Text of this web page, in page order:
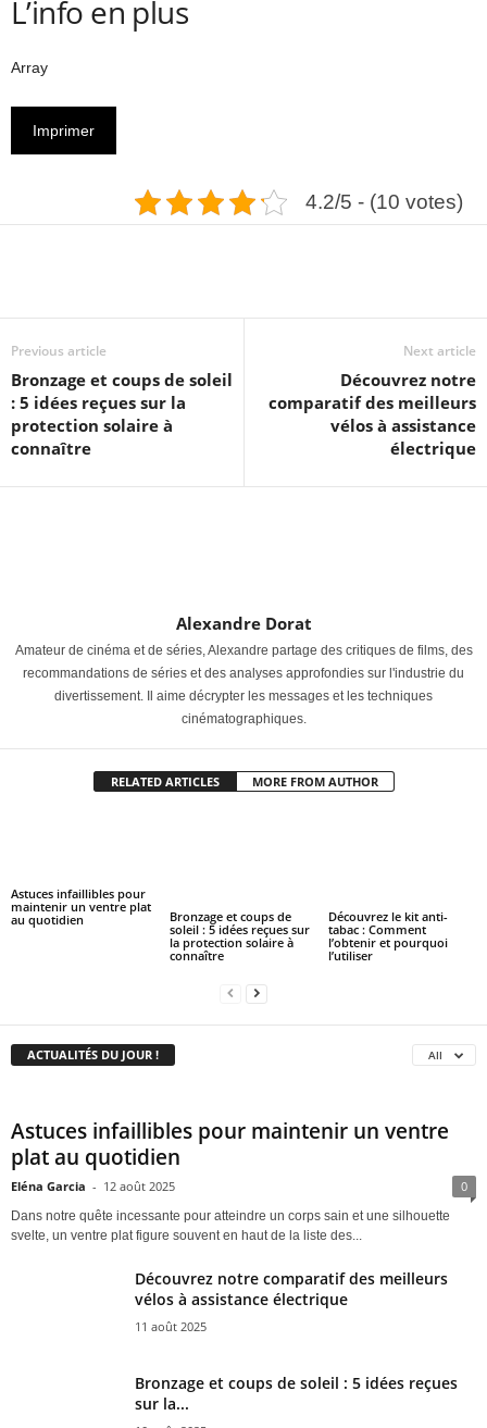
L’info en plus
Array
Imprimer
4.2/5 - (10 votes)
Previous article
Bronzage et coups de soleil
: 5 idées reçues sur la
protection solaire à
connaître
Next article
Découvrez notre
comparatif des meilleurs
vélos à assistance
électrique
Alexandre Dorat
Amateur de cinéma et de séries, Alexandre partage des critiques de films, des
recommandations de séries et des analyses approfondies sur l'industrie du
divertissement. Il aime décrypter les messages et les techniques
cinématographiques.
RELATED ARTICLES MORE FROM AUTHOR
Astuces infaillibles pour
maintenir un ventre plat
au quotidien
Bronzage et coups de
soleil : 5 idées reçues sur
la protection solaire à
connaître
Découvrez le kit anti-
tabac : Comment
l’obtenir et pourquoi
l’utiliser
ACTUALITÉS DU JOUR ! All
Astuces infaillibles pour maintenir un ventre
plat au quotidien
Eléna Garcia - 12 août 2025 0
Dans notre quête incessante pour atteindre un corps sain et une silhouette
svelte, un ventre plat figure souvent en haut de la liste des...
Découvrez notre comparatif des meilleurs
vélos à assistance électrique
11 août 2025
Bronzage et coups de soleil : 5 idées reçues
sur la...